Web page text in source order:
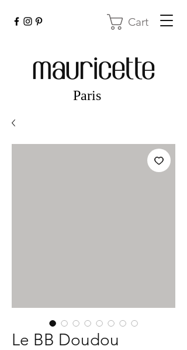
Cart
mauricette
Paris
Le BB Doudou